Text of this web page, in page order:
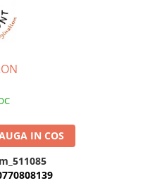
IN COS